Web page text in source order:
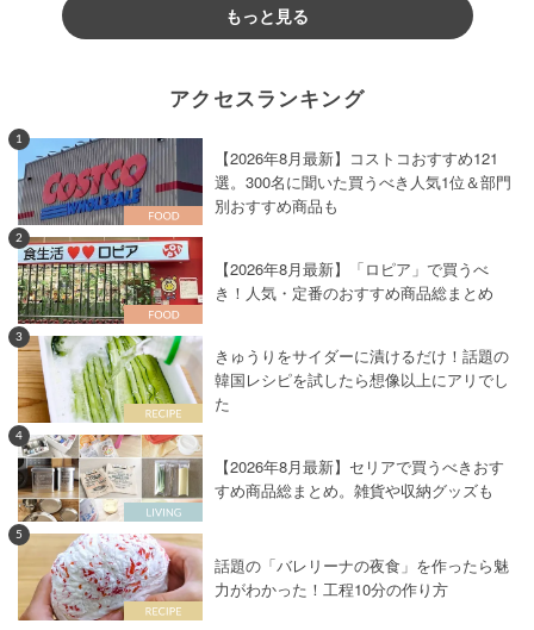
もっと見る
アクセスランキング
1
【2026年8月最新】コストコおすすめ121
選。300名に聞いた買うべき人気1位＆部門
別おすすめ商品も
2
【2026年8月最新】「ロピア」で買うべ
き！人気・定番のおすすめ商品総まとめ
3
きゅうりをサイダーに漬けるだけ！話題の
韓国レシピを試したら想像以上にアリでし
た
4
【2026年8月最新】セリアで買うべきおす
すめ商品総まとめ。雑貨や収納グッズも
5
話題の「バレリーナの夜食」を作ったら魅
力がわかった！工程10分の作り方